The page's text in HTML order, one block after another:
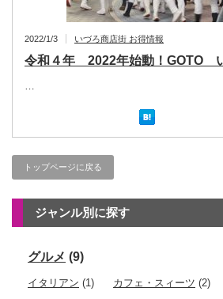
2022/1/3 いづろ商店街 お得情報
令和４年 2022年始動！GOTO
…
トップページに戻る
ジャンル別に探す
グルメ (9)
イタリアン (1) カフェ・スィーツ (2)